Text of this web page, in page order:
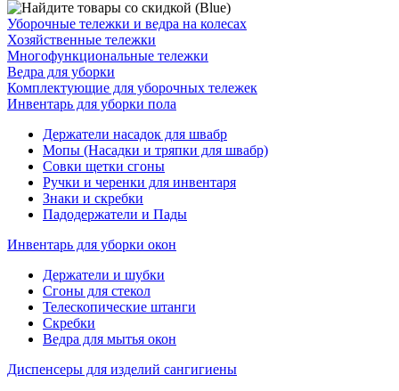
Уборочные тележки и ведра на колесах
Хозяйственные тележки
Многофункциональные тележки
Ведра для уборки
Комплектующие для уборочных тележек
Инвентарь для уборки пола
Держатели насадок для швабр
Мопы (Насадки и тряпки для швабр)
Совки щетки сгоны
Ручки и черенки для инвентаря
Знаки и скребки
Падодержатели и Пады
Инвентарь для уборки окон
Держатели и шубки
Сгоны для стекол
Телескопические штанги
Скребки
Ведра для мытья окон
Диспенсеры для изделий сангигиены